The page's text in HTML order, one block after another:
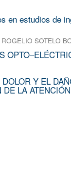
en estudios de
ROGELIO SOTELO
Y EL
LA